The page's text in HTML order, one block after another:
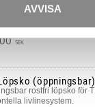
AVVISA
8mm 7x7 AISI316
SEK
(öppningsbar)
rostfri löpsko för
livlinesystem.